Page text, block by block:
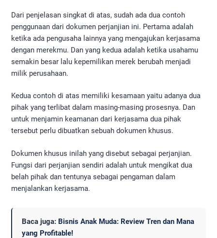
Dari penjelasan singkat di atas, sudah ada dua contoh
penggunaan dari dokumen perjanjian ini. Pertama adalah
ketika ada pengusaha lainnya yang mengajukan kerjasama
dengan merekmu. Dan yang kedua adalah ketika usahamu
semakin besar lalu kepemilikan merek berubah menjadi
milik perusahaan.
Kedua contoh di atas memiliki kesamaan yaitu adanya dua
pihak yang terlibat dalam masing-masing prosesnya. Dan
untuk menjamin keamanan dari kerjasama dua pihak
tersebut perlu dibuatkan sebuah dokumen khusus.
Dokumen khusus inilah yang disebut sebagai perjanjian.
Fungsi dari perjanjian sendiri adalah untuk mengikat dua
belah pihak dan tentunya sebagai pengaman dalam
menjalankan kerjasama.
Baca juga: Bisnis Anak Muda: Review Tren dan Mana
yang Profitable!